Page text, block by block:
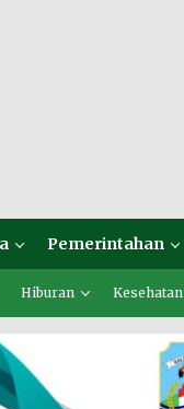
Pemerintahan
Hiburan Kesehatan